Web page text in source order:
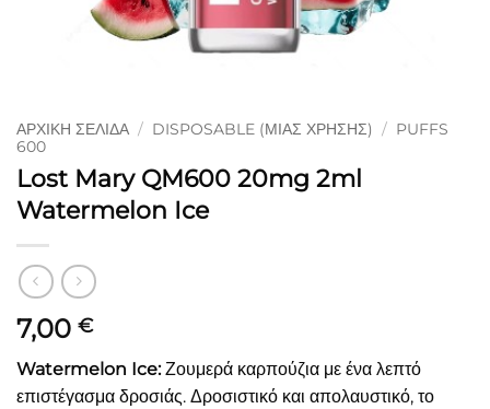
ΑΡΧΙΚΉ ΣΕΛΊΔΑ / DISPOSABLE (ΜΙΑΣ ΧΡΉΣΗΣ) / PUFFS
600
Lost Mary QM600 20mg 2ml
Watermelon Ice
7,00 €
Watermelon Ice:Ζουμερά καρπούζια με ένα λεπτό
επιστέγασμα δροσιάς. Δροσιστικό και απολαυστικό, το